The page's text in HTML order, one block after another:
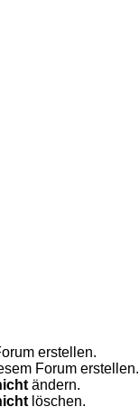
erstellen.
Forum erstellen.
ändern.
löschen.